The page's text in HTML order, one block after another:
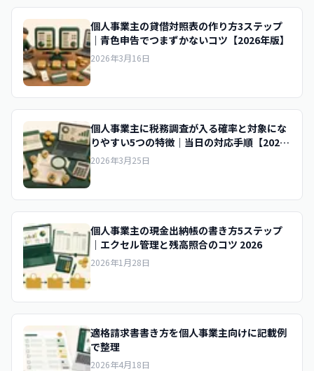
個人事業主の貸借対照表の作り方3ステップ
｜青色申告でつまずかないコツ【2026年版】
2026年3月16日
個人事業主に税務調査が入る確率と対象にな
りやすい5つの特徴｜当日の対応手順【2026
年版】
2026年3月25日
個人事業主の現金出納帳の書き方5ステップ
｜エクセル管理と残高照合のコツ 2026
2026年1月28日
適格請求書書き方を個人事業主向けに記載例
で整理
2026年4月18日